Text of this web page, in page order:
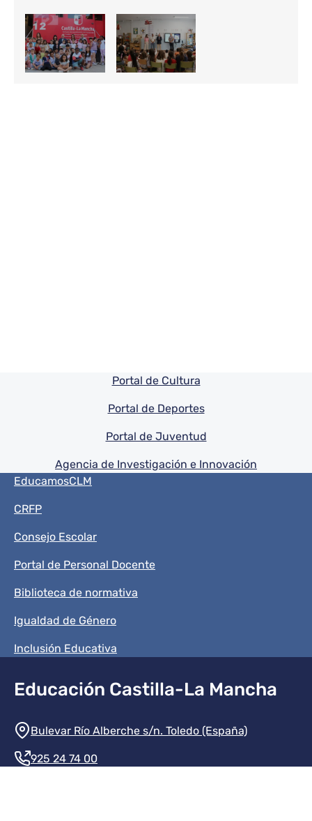
Pie de pagina información
Portal de Cultura
Portal de Deportes
Portal de Juventud
Agencia de Investigación e Innovación
Menú del pie
EducamosCLM
CRFP
Consejo Escolar
Portal de Personal Docente
Biblioteca de normativa
Igualdad de Género
Inclusión Educativa
Educación Castilla-La Mancha
Información de la institución
Bulevar Río Alberche s/n. Toledo (España)
925 24 74 00